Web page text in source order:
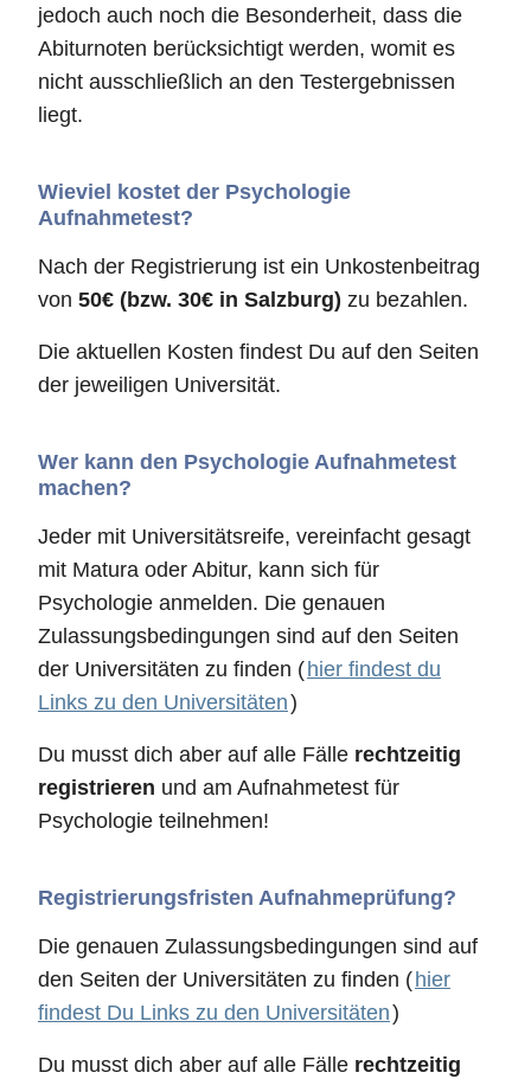
jedoch auch noch die Besonderheit, dass die
Abiturnoten berücksichtigt werden, womit es
nicht ausschließlich an den Testergebnissen
liegt.
Wieviel kostet der Psychologie
Aufnahmetest?
Nach der Registrierung ist ein Unkostenbeitrag
von 50€ (bzw. 30€ in Salzburg) zu bezahlen.
Die aktuellen Kosten findest Du auf den Seiten
der jeweiligen Universität.
Wer kann den Psychologie Aufnahmetest
machen?
Jeder mit Universitätsreife, vereinfacht gesagt
mit Matura oder Abitur, kann sich für
Psychologie anmelden. Die genauen
Zulassungsbedingungen sind auf den Seiten
der Universitäten zu finden ( hier findest du
Links zu den Universitäten)
Du musst dich aber auf alle Fälle rechtzeitig
registrieren und am Aufnahmetest für
Psychologie teilnehmen!
Registrierungsfristen Aufnahmeprüfung?
Die genauen Zulassungsbedingungen sind auf
den Seiten der Universitäten zu finden ( hier
findest Du Links zu den Universitäten)
Du musst dich aber auf alle Fälle rechtzeitig